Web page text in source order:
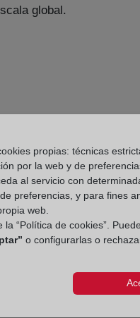
global.
propias: técnicas
por la web y de
al servicio con
preferencias, y para fines
web.
“Política de cookies”.
o configurarlas o